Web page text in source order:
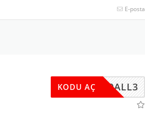
E-posta
A600ALL3
KODU AÇ